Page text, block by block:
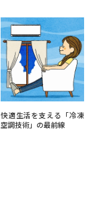
快適生活を支える「冷凍
空調技術」の最前線